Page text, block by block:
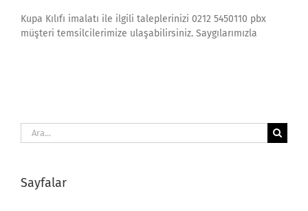
Kupa Kılıfı imalatı ile ilgili taleplerinizi 0212 5450110 pbx
müşteri temsilcilerimize ulaşabilirsiniz. Saygılarımızla
Ara:
Sayfalar